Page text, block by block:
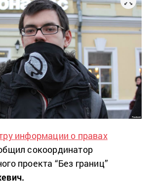
информации о правах
сокоординатор
проекта “Без границ”